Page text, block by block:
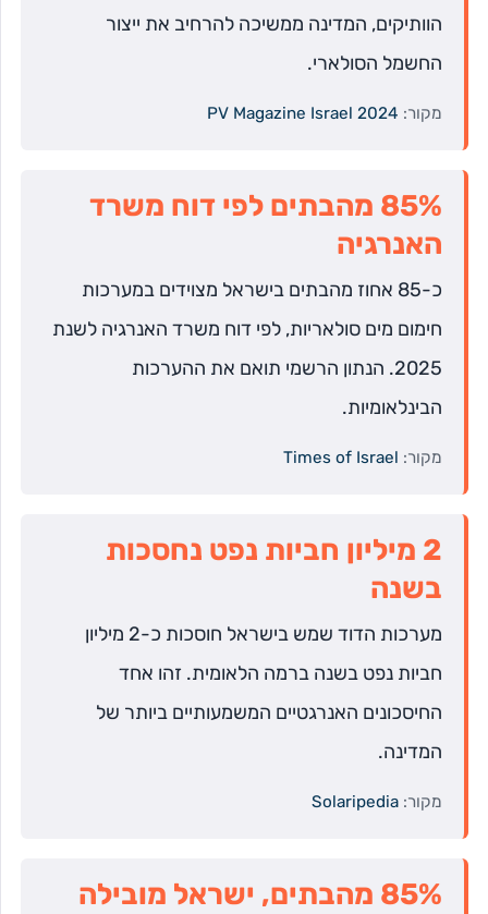
הוותיקים, המדינה ממשיכה להרחיב את ייצור
החשמל הסולארי.
מקור: PV Magazine Israel 2024
85% מהבתים לפי דוח משרד
האנרגיה
כ-85 אחוז מהבתים בישראל מצוידים במערכות
חימום מים סולאריות, לפי דוח משרד האנרגיה לשנת
2025. הנתון הרשמי תואם את ההערכות
הבינלאומיות.
מקור: Times of Israel
2 מיליון חביות נפט נחסכות
בשנה
מערכות הדוד שמש בישראל חוסכות כ-2 מיליון
חביות נפט בשנה ברמה הלאומית. זהו אחד
החיסכונים האנרגטיים המשמעותיים ביותר של
המדינה.
מקור: Solaripedia
85% מהבתים, ישראל מובילה